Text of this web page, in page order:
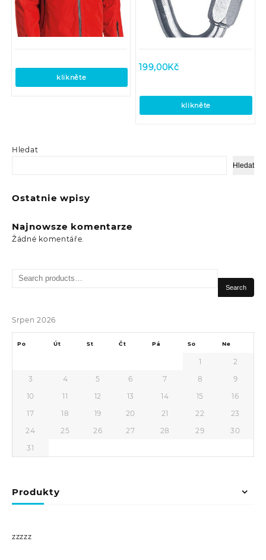
Hledat
Hledat
Ostatnie wpisy
Najnowsze komentarze
Žádné komentáře.
klikněte
199,00Kč
klikněte
Search
Search
Srpen 2026
Po Út St Čt Pá So Ne
1
2
3
4 5 6 7 8
9
10
11 12 13 14 15
16
17
18 19 20 21 22
23
24
25 26 27 28 29
30
31
Produkty
zzzzz